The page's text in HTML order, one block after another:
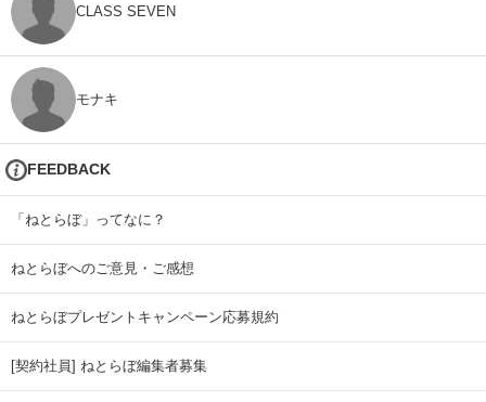
CLASS SEVEN
モナキ
FEEDBACK
「ねとらぼ」ってなに？
ねとらぼへのご意見・ご感想
ねとらぼプレゼントキャンペーン応募規約
[契約社員] ねとらぼ編集者募集